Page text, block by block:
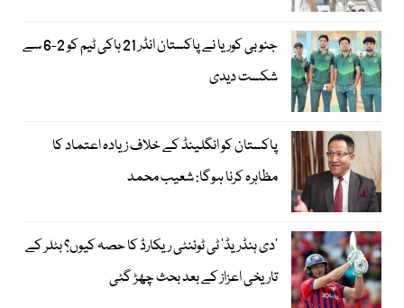
جنوبی کوریا نے پاکستان انڈر 21 ہاکی ٹیم کو 2-6 سے
شکست دیدی
پاکستان کو انگلینڈ کے خلاف زیادہ اعتماد کا
مظاہرہ کرنا ہوگا: شعیب محمد
’دی ہنڈریڈ‘ ٹی ٹوئنٹی ریکارڈ کا حصہ کیوں؟ بٹلر کے
تاریخی اعزاز کے بعد بحث چھڑ گئی